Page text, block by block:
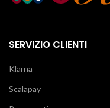
SERVIZIO CLIENTI
Klarna
Scalapay